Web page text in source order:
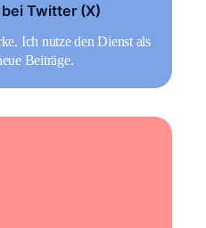
Twitter (X)
Ich nutze den Dienst als
Beiträge.